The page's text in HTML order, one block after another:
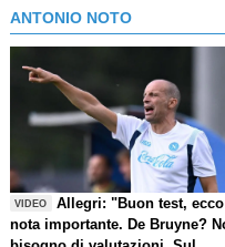
ANTONIO NOTO
VIDEO
Allegri: "Buon test,
nota importante. De Bruyne?